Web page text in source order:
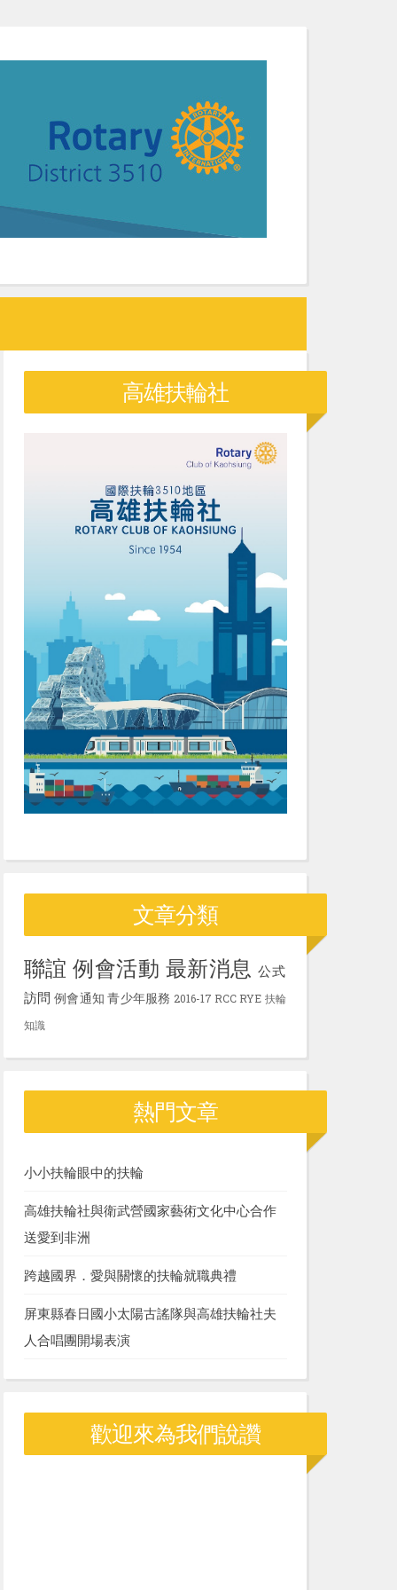
高雄扶輪社
文章分類
聯誼 例會活動 最新消息 公式
訪問 例會通知 青少年服務 2016-17 RCC RYE 扶輪
知識
熱門文章
小小扶輪眼中的扶輪
高雄扶輪社與衛武營國家藝術文化中心合作
送愛到非洲
跨越國界．愛與關懷的扶輪就職典禮
屏東縣春日國小太陽古謠隊與高雄扶輪社夫
人合唱團開場表演
歡迎來為我們說讚